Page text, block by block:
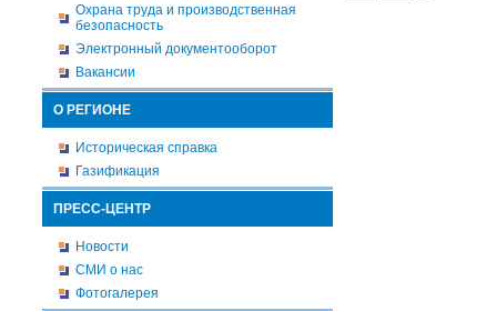
Охрана труда и производственная
безопасность
Электронный документооборот
Вакансии
О РЕГИОНЕ
Историческая справка
Газификация
ПРЕСС-ЦЕНТР
Новости
СМИ о нас
Фотогалерея